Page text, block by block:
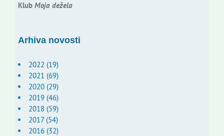
Klub Moja dežela
Arhiva novosti
2022 (19)
2021 (69)
2020 (29)
2019 (46)
2018 (59)
2017 (54)
2016 (32)